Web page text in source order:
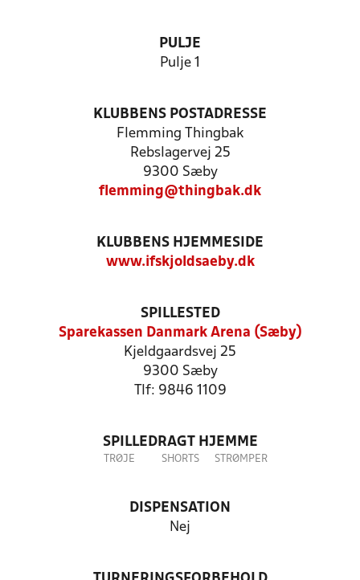
PULJE
Pulje 1
KLUBBENS POSTADRESSE
Flemming Thingbak
Rebslagervej 25
9300 Sæby
flemming@thingbak.dk
KLUBBENS HJEMMESIDE
www.ifskjoldsaeby.dk
SPILLESTED
Sparekassen Danmark Arena (Sæby)
Kjeldgaardsvej 25
9300 Sæby
Tlf: 9846 1109
SPILLEDRAGT HJEMME
TRØJE SHORTS STRØMPER
DISPENSATION
Nej